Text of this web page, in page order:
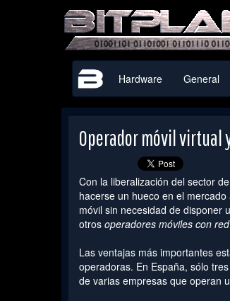
Hardware General
Operador móvil virtual
Con la liberalización del sector
hacerse un hueco en el mercado
móvil sin necesidad de disponer
otros operadores móviles con red
Las ventajas más importantes
operadoras. En España, sólo
de varias empresas que operan